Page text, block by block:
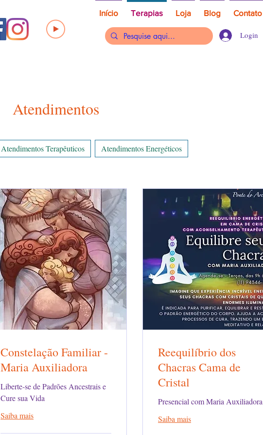
Início Terapias Loja Blog Contato
Login
Atendimentos
Atendimentos Terapêuticos Atendimentos Energéticos
Constelação Familiar -
Maria Auxiliadora
Liberte-se de Padrões Ancestrais e
Cure sua Vida
Saiba mais
Reequilíbrio dos
Chacras Cama de
Cristal
Presencial com Maria Auxiliadora
Saiba mais